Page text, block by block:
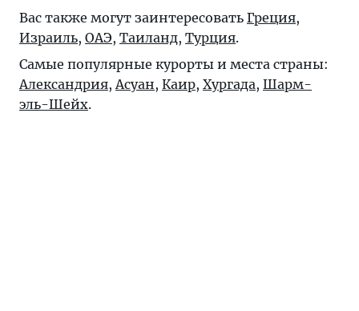
Вас также могут заинтересовать Греция,
Израиль, ОАЭ, Таиланд, Турция.
Самые популярные курорты и места страны:
Александрия, Асуан, Каир, Хургада, Шарм-
эль-Шейх.